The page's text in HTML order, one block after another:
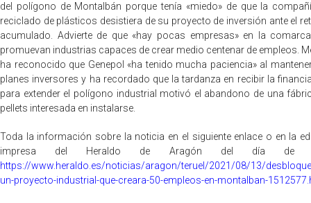
del polígono de Montalbán porque tenía «miedo» de que la
reciclado de plásticos desistiera de su proyecto de inversión ante el
acumulado. Advierte de que «hay pocas empresas» en la
promuevan industrias capaces de crear medio centenar de empleos.
ha reconocido que Genepol «ha tenido mucha paciencia» al
planes inversores y ha recordado que la tardanza en recibir la
para extender el polígono industrial motivó el abandono de una
pellets interesada en instalarse.
Toda la información sobre la noticia en el siguiente enlace o en la
impresa del Heraldo de Aragón del día de
https://www.heraldo.es/noticias/aragon/teruel/2021/08/13/
un-proyecto-industrial-que-creara-50-empleos-en-montalban-